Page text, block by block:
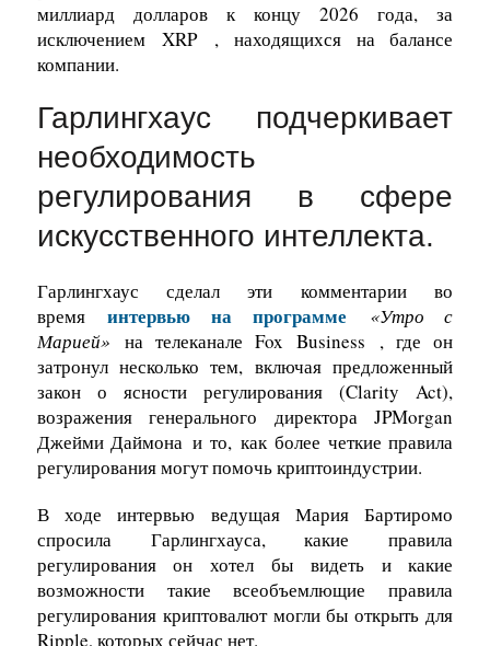
миллиард долларов к концу 2026 года, за
исключениемXRP , находящихся на балансе
компании.
Гарлингхаус подчеркивает
необходимость
регулирования в сфере
искусственного интеллекта.
Гарлингхаус сделал эти комментарии во
времяинтервью на программе
«Утро с
Марией» на телеканале Fox Business , где он
затронул несколько тем, включая предложенный
закон о ясности регулирования (Clarity Act),
возражения генерального директора JPMorgan
Джейми Даймона и то,как более четкие правила
регулирования могут помочь криптоиндустрии.
В ходе интервью ведущая Мария Бартиромо
спросила Гарлингхауса, какие правила
регулирования он хотел бы видеть и какие
возможности такие всеобъемлющие правила
регулирования криптовалют могли бы открыть для
Ripple, которых сейчас нет.